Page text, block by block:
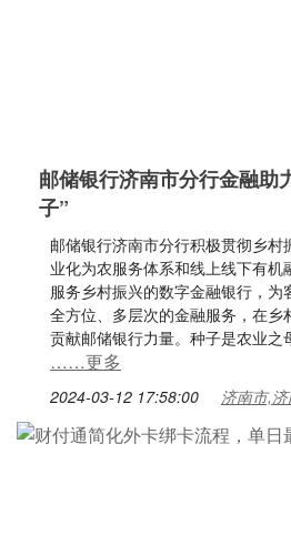
邮储银行济南市分行金融助
子”
邮储银行济南市分行积极贯彻乡
业化为农服务体系和线上线下有
服务乡村振兴的数字金融银行，为
全方位、多层次的金融服务，在
贡献邮储银行力量。种子是农业之
……更多
2024-03-12 17:58:00 济南市,